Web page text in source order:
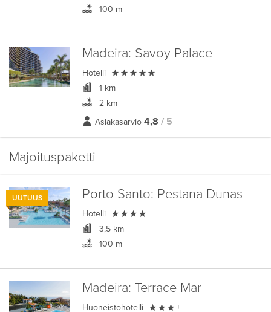
100 m
Madeira: Savoy Palace
Hotelli 
1 km
2 km
Asiakasarvio 4,8 / 5
Majoituspaketti
UUTUUS Porto Santo: Pestana Dunas
Hotelli 
3,5 km
100 m
Madeira: Terrace Mar
Huoneistohotelli  +